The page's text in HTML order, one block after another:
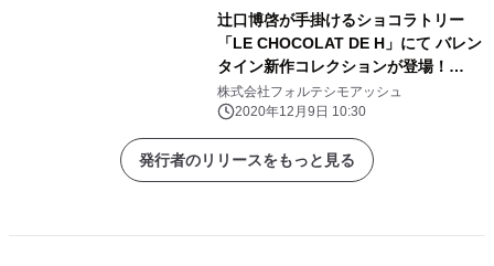
辻口博啓が手掛けるショコラトリー
「LE CHOCOLAT DE H」にて バレン
タイン新作コレクションが登場！
2021年1月中旬頃より順次販売開始
株式会社フォルテシモアッシュ
2020年12月9日 10:30
発行者のリリースをもっと見る